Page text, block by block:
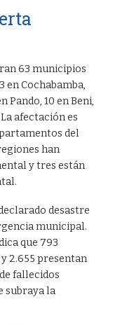
63 municipios
en Cochabamba,
Pando, 10 en Beni,
afectación es
del
han
y tres están
desastre
municipal.
que 793
2.655 presentan
fallecidos
subraya la